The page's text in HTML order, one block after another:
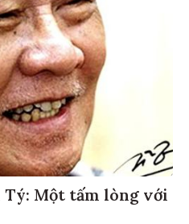
Tý: Một tấm lòng với